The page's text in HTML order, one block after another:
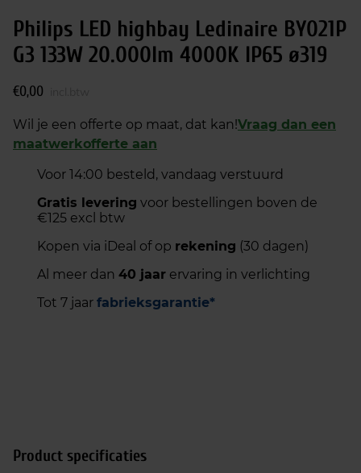
Philips LED highbay Ledinaire BY021P
G3 133W 20.000lm 4000K IP65 ø319
€0,00
Wil je een offerte op maat, dat kan!Vraag dan een
maatwerkofferte aan
Voor 14:00 besteld, vandaag verstuurd
Gratis levering voor bestellingen boven de
€125 excl btw
Kopen via iDeal of op rekening (30 dagen)
Al meer dan 40 jaar ervaring in verlichting
Tot 7 jaar fabrieksgarantie*
Product specificaties